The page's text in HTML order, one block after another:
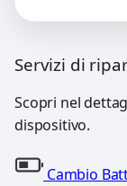
Servizi di
Scopri nel
dispositivo.
Cambio